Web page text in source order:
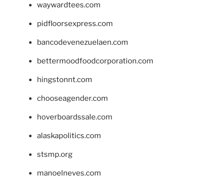
waywardtees.com
pidfloorsexpress.com
bancodevenezuelaen.com
bettermoodfoodcorporation.com
hingstonnt.com
chooseagender.com
hoverboardssale.com
alaskapolitics.com
stsmp.org
manoelneves.com